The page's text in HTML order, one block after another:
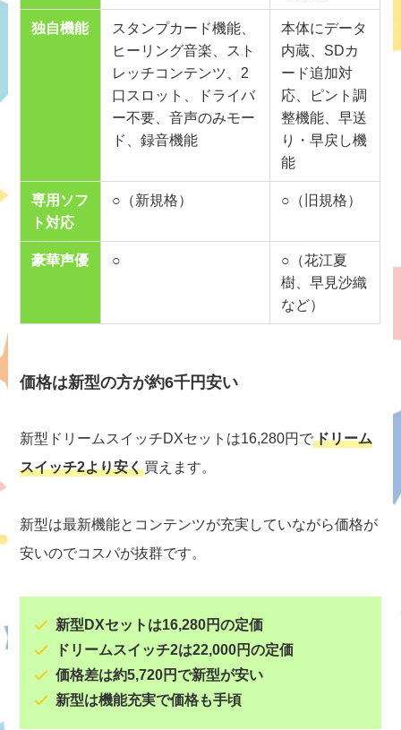
独自機能
スタンプカード機能、
ヒーリング音楽、スト
レッチコンテンツ、2
口スロット、ドライバ
ー不要、音声のみモー
ド、録音機能
本体にデータ
内蔵、SDカ
ード追加対
応、ピント調
整機能、早送
り・早戻し機
能
専用ソフ
ト対応
○（新規格） ○（旧規格）
豪華声優 ○
○（花江夏
樹、早見沙織
など）
価格は新型の方が約6千円安い
新型ドリームスイッチDXセットは16,280円でドリーム
スイッチ2より安く買えます。
新型は最新機能とコンテンツが充実していながら価格が
安いのでコスパが抜群です。
新型DXセットは16,280円の定価
ドリームスイッチ2は22,000円の定価
価格差は約5,720円で新型が安い
新型は機能充実で価格も手頃